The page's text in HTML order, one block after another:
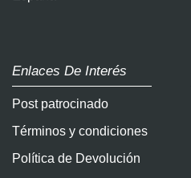
Enlaces De Interés
Post patrocinado
Términos y condiciones
Política de Devolución